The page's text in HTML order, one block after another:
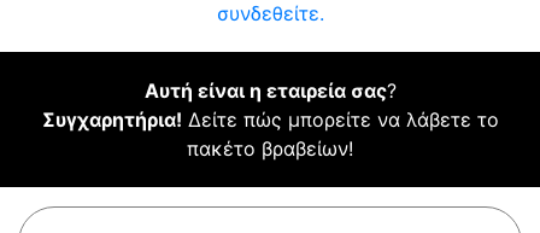
συνδεθείτε.
Αυτή είναι η εταιρεία σας?
Συγχαρητήρια! Δείτε πώς μπορείτε να λάβετε το
πακέτο βραβείων!